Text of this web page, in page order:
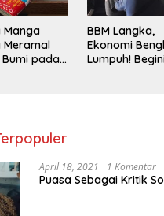
Manga
Meramal
Bumi pada
BBM Langka,
Ekonomi
Lumpuh!
April 18, 2021 1 Komentar
Puasa Sebagai Kritik